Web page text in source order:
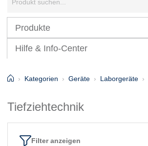
Produkte
Hilfe & Info-Center
HomeKategorien Geräte Laborgeräte
Tiefziehtechnik
Filter anzeigen